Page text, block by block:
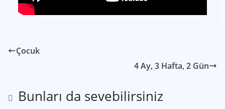
Çocuk
4 Ay, 3 Hafta, 2 Gün
Bunları da sevebilirsiniz